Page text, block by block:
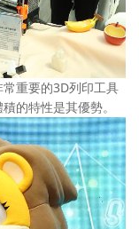
重要的3D列印工具
的特性是其優勢。